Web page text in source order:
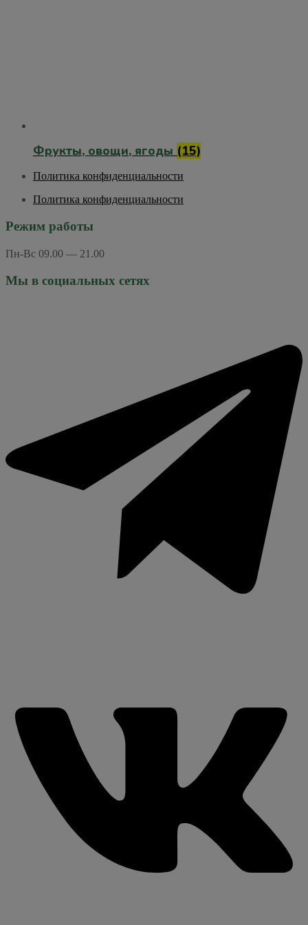
Фрукты, овощи, ягоды (15)
Политика конфиденциальности
Политика конфиденциальности
Режим работы
Пн-Вс 09.00 — 21.00
Мы в социальных сетях